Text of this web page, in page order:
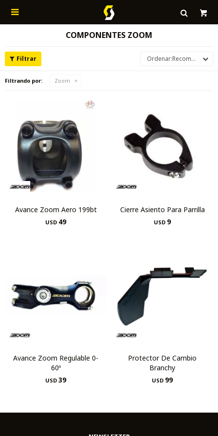

COMPONENTES ZOOM
Recomendados
Filtrando por: Zoom
Avance Zoom Aero 199bt
USD 49
Cierre Asiento Para Parrilla
USD 9
Avance Zoom Regulable 0-
60º
USD 39
Protector De Cambio
Branchy
USD 99